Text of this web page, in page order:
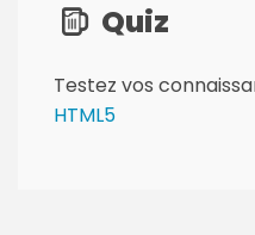
Quiz
Testez vos
HTML5